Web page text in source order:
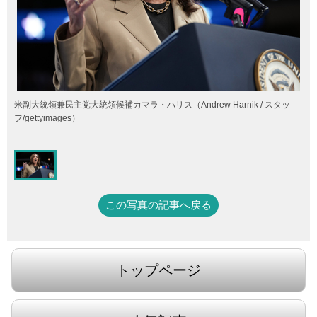
米副大統領兼民主党大統領候補カマラ・ハリス（Andrew Harnik / スタッ
フ/gettyimages）
この写真の記事へ戻る
トップページ